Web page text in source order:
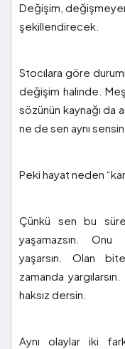
Değişim,
şekillendirecek.
Stocılara göre
değişim halinde.
sözünün kaynağı da
ne de sen aynı sensin.
Peki hayat neden
Çünkü sen bu
yaşamazsın.
yaşarsın. Olan
zamanda
haksız dersin.
Aynı olaylar iki